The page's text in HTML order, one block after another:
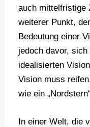
auch mittelfristige
weiterer Punkt,
Bedeutung einer
jedoch davor,
idealisierten
Vision muss
wie ein
In einer Welt, die